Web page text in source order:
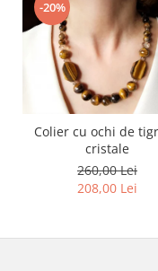
-20%
Colier cu ochi de
cristale
260,00 Lei
208,00 Lei